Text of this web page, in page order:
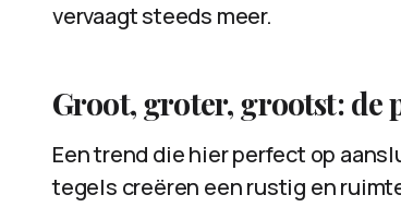
vervaagt steeds meer.
Groot, groter, grootst: de
Een trend die hier perfect op
tegels creëren een rustig en